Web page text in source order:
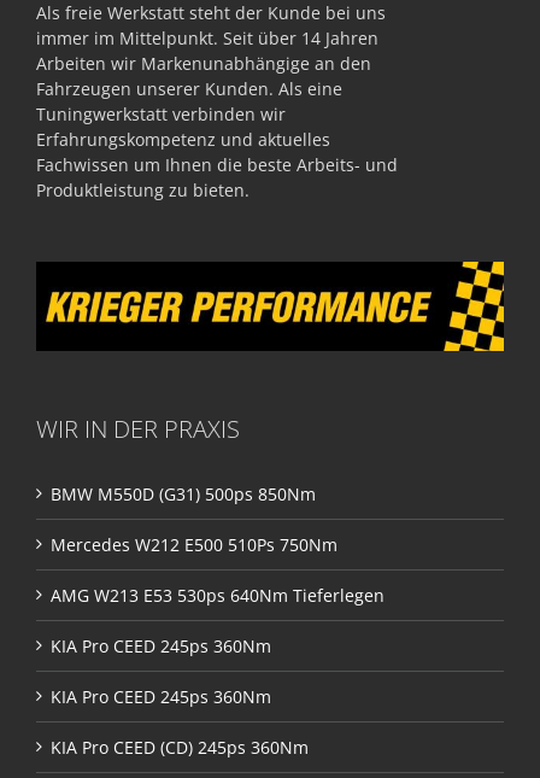
Als freie Werkstatt steht der Kunde bei uns
immer im Mittelpunkt. Seit über 14 Jahren
Arbeiten wir Markenunabhängige an den
Fahrzeugen unserer Kunden. Als eine
Tuningwerkstatt verbinden wir
Erfahrungskompetenz und aktuelles
Fachwissen um Ihnen die beste Arbeits- und
Produktleistung zu bieten.
WIR IN DER PRAXIS
BMW M550D (G31) 500ps 850Nm
Mercedes W212 E500 510Ps 750Nm
AMG W213 E53 530ps 640Nm Tieferlegen
KIA Pro CEED 245ps 360Nm
KIA Pro CEED 245ps 360Nm
KIA Pro CEED (CD) 245ps 360Nm